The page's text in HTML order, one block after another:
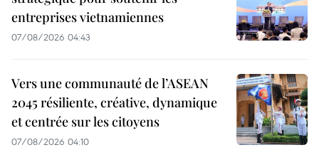
entreprises vietnamiennes
07/08/2026 04:43
Vers une communauté de l’ASEAN
2045 résiliente, créative, dynamique
et centrée sur les citoyens
07/08/2026 04:10